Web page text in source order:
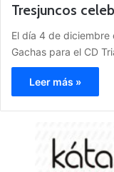
Tresjuncos
El día 4 de diciembre
Gachas para el CD
Leer más »